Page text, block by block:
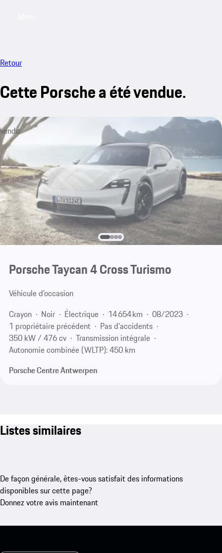
Retour
Cette Porsche a été vendue.
vendu
Porsche Taycan 4 Cross Turismo
Véhicule d'occasion
Crayon
Noir Électrique 14 654 km
08/2023
1 propriétaire précédent
Pas d'accidents
350 kW / 476 cv
Transmission intégrale
Autonomie combinée (WLTP): 450 km
Porsche Centre Antwerpen
Listes similaires
De façon générale, êtes-vous satisfait des informations
disponibles sur cette page?
Donnez votre avis maintenant